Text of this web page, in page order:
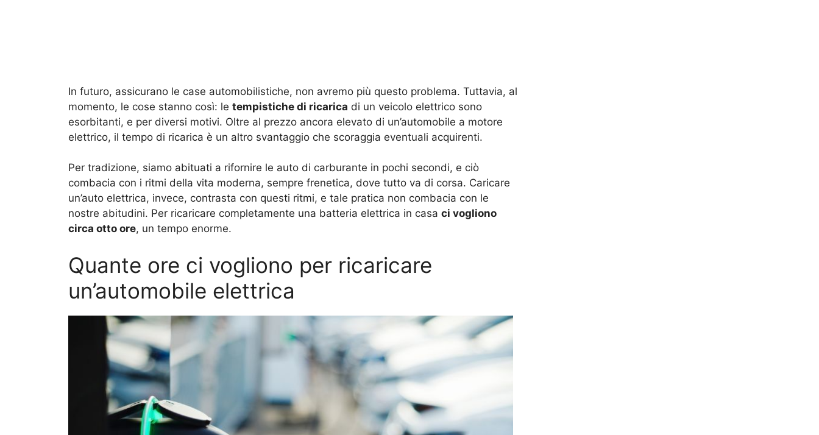
In futuro, assicurano le case automobilistiche, non avremo più questo problema. Tuttavia, al
momento, le cose stanno così: le tempistiche di ricarica di un veicolo elettrico sono
esorbitanti, e per diversi motivi. Oltre al prezzo ancora elevato di un’automobile a motore
elettrico, il tempo di ricarica è un altro svantaggio che scoraggia eventuali acquirenti.
Per tradizione, siamo abituati a rifornire le auto di carburante in pochi secondi, e ciò
combacia con i ritmi della vita moderna, sempre frenetica, dove tutto va di corsa. Caricare
un’auto elettrica, invece, contrasta con questi ritmi, e tale pratica non combacia con le
nostre abitudini. Per ricaricare completamente una batteria elettrica in casa ci vogliono
circa otto ore, un tempo enorme.
Quante ore ci vogliono per ricaricare
un’automobile elettrica